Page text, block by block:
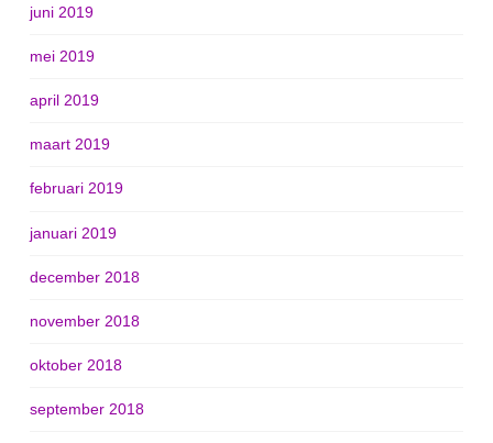
juni 2019
mei 2019
april 2019
maart 2019
februari 2019
januari 2019
december 2018
november 2018
oktober 2018
september 2018